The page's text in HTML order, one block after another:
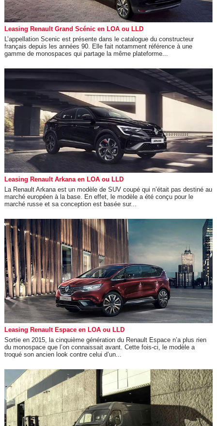
Leasing Renault Grand Scénic en LOA ou LLD
L’appellation Scenic est présente dans le catalogue du constructeur
français depuis les années 90. Elle fait notamment référence à une
gamme de monospaces qui partage la même plateforme...
Leasing Renault Arkana en LOA ou LLD
La Renault Arkana est un modèle de SUV coupé qui n’était pas destiné au
marché européen à la base. En effet, le modèle a été conçu pour le
marché russe et sa conception est basée sur...
Leasing Renault Espace en LOA ou LLD
Sortie en 2015, la cinquième génération du Renault Espace n’a plus rien
du monospace que l’on connaissait avant. Cette fois-ci, le modèle a
troqué son ancien look contre celui d’un...